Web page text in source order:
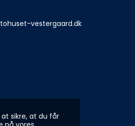
sikre, at du får
vestergaard.dk